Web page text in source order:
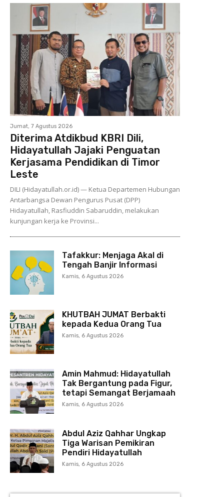
Jumat, 7 Agustus 2026
Diterima Atdikbud KBRI Dili,
Hidayatullah Jajaki Penguatan
Kerjasama Pendidikan di Timor
Leste
DILI (Hidayatullah.or.id) — Ketua Departemen Hubungan
Antarbangsa Dewan Pengurus Pusat (DPP)
Hidayatullah, Rasfiuddin Sabaruddin, melakukan
kunjungan kerja ke Provinsi...
Tafakkur: Menjaga Akal di
Tengah Banjir Informasi
Kamis, 6 Agustus 2026
KHUTBAH JUMAT Berbakti
kepada Kedua Orang Tua
Kamis, 6 Agustus 2026
Amin Mahmud: Hidayatullah
Tak Bergantung pada Figur,
tetapi Semangat Berjamaah
Kamis, 6 Agustus 2026
Abdul Aziz Qahhar Ungkap
Tiga Warisan Pemikiran
Pendiri Hidayatullah
Kamis, 6 Agustus 2026